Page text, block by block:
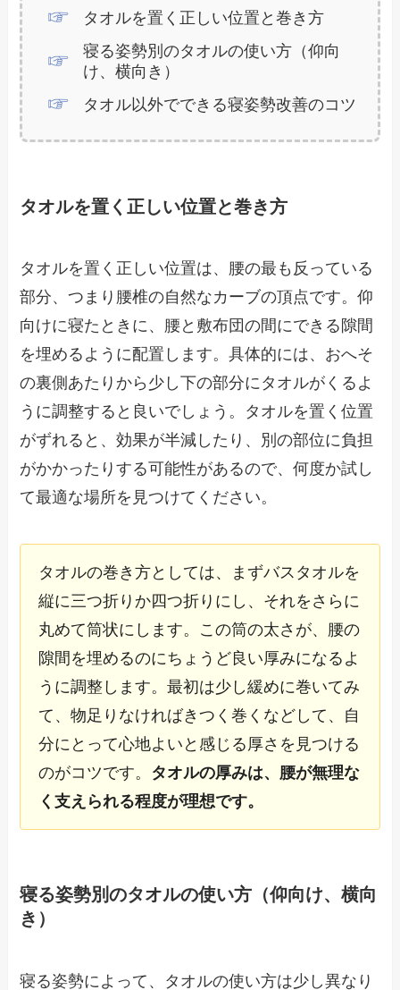
タオルを置く正しい位置と巻き方
寝る姿勢別のタオルの使い方（仰向
け、横向き）
タオル以外でできる寝姿勢改善のコツ
タオルを置く正しい位置と巻き方
タオルを置く正しい位置は、腰の最も反っている
部分、つまり腰椎の自然なカーブの頂点です。仰
向けに寝たときに、腰と敷布団の間にできる隙間
を埋めるように配置します。具体的には、おへそ
の裏側あたりから少し下の部分にタオルがくるよ
うに調整すると良いでしょう。タオルを置く位置
がずれると、効果が半減したり、別の部位に負担
がかかったりする可能性があるので、何度か試し
て最適な場所を見つけてください。
タオルの巻き方としては、まずバスタオルを
縦に三つ折りか四つ折りにし、それをさらに
丸めて筒状にします。この筒の太さが、腰の
隙間を埋めるのにちょうど良い厚みになるよ
うに調整します。最初は少し緩めに巻いてみ
て、物足りなければきつく巻くなどして、自
分にとって心地よいと感じる厚さを見つける
のがコツです。 タオルの厚みは、腰が無理な
く支えられる程度が理想です。
寝る姿勢別のタオルの使い方（仰向け、横向
き）
寝る姿勢によって、タオルの使い方は少し異なり